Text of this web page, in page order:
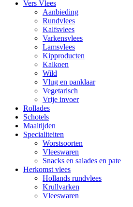
Vers Vlees
Aanbieding
Rundvlees
Kalfsvlees
Varkensvlees
Lamsvlees
Kipproducten
Kalkoen
Wild
Vlug en panklaar
Vegetarisch
Vrije invoer
Rollades
Schotels
Maaltijden
Specialiteiten
Worstsoorten
Vleeswaren
Snacks en salades en pate
Herkomst vlees
Hollands rundvlees
Krullvarken
Vleeswaren